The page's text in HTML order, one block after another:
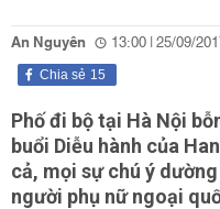
An Nguyên 13:00 | 25/09/
15
Chia sẻ
Phố đi bộ tại Hà Nội
buổi Diễu hành của
cả, mọi sự chú ý
người phụ nữ ngoại